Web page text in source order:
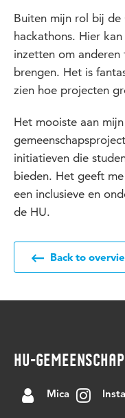
Buiten mijn rol bij de
hackathons. Hier
inzetten om
brengen. Het is
zien hoe projecten
Het mooiste aan
initiatieven die
bieden. Het geeft
een inclusieve en
de HU.
Back to
HU-GEMEENSCHAP
Mica